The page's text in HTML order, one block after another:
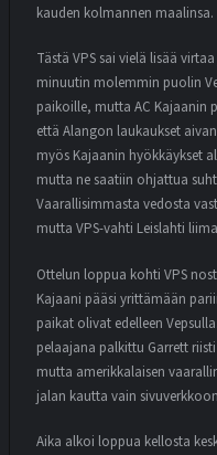
kauden kolmannen maalinsa.
Tästä VPS sai vielä lisää
minuutin molemmin puolin
paikoille, mutta AC Kajaanin
että Alangon laukaukset
myös Kajaanin hyökkäykset
mutta ne saatiin ohjattua
Vaarallisimmasta vedosta
mutta VPS-vahti Leislahti
Ottelun loppua kohti VPS
Kajaani pääsi yrittämään
paikat olivat edelleen
pelaajana palkittu Garrett
mutta amerikkalaisen
jalan kautta vain
Aika alkoi loppua kellosta